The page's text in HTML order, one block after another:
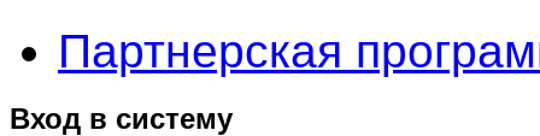
Партнерская
Вход в систему